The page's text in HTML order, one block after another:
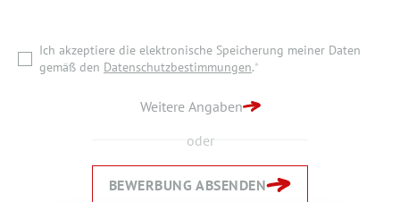
Ich akzeptiere die elektronische Speicherung meiner Daten
gemäß den Datenschutzbestimmungen.*
Weitere Angaben
oder
BEWERBUNG ABSENDEN
ZURÜCK ZUR STARTSEITE